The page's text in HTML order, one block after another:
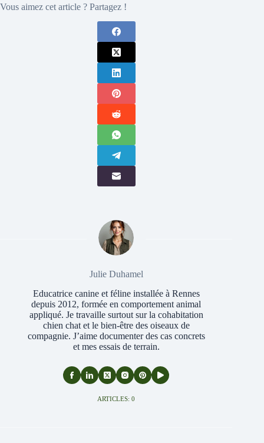
Vous aimez cet article ? Partagez !
Julie Duhamel
Educatrice canine et féline installée à Rennes
depuis 2012, formée en comportement animal
appliqué. Je travaille surtout sur la cohabitation
chien chat et le bien-être des oiseaux de
compagnie. J’aime documenter des cas concrets
et mes essais de terrain.
ARTICLES: 0